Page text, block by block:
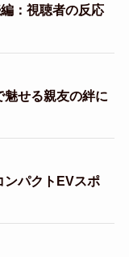
：視聴者の反応
せる親友の絆に
ンパクトEVスポ